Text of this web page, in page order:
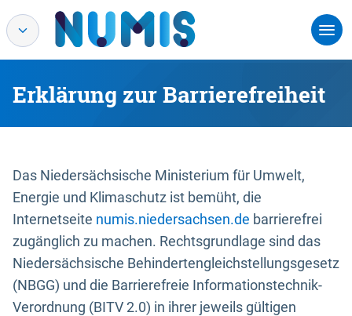
Erklärung zur Barrierefreiheit
Das Niedersächsische Ministerium für Umwelt,
Energie und Klimaschutz ist bemüht, die
Internetseite numis.niedersachsen.de barrierefrei
zugänglich zu machen. Rechtsgrundlage sind das
Niedersächsische Behindertengleichstellungsgesetz
(NBGG) und die Barrierefreie Informationstechnik-
Verordnung (BITV 2.0) in ihrer jeweils gültigen